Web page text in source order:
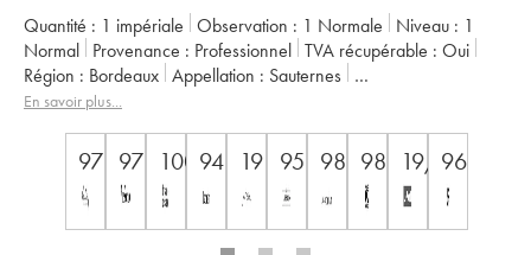
Quantité : 1 impériale Observation : 1 Normale Niveau : 1
Normal
Provenance : professionnel TVA récupérable :
oui
Région :
Bordeaux Appellation :
Sauternes
Classement :
En savoir plus...
97 97 100 94 19 95 98 98 19/20
96